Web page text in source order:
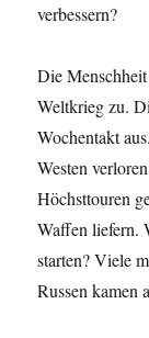
verbessern?
Die
Weltkrieg zu.
Wochentakt
Westen
Höchsttouren
Waffen liefern.
starten? Viele
Russen kamen